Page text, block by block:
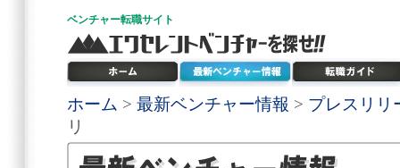
ベンチャー転職サイト
ホーム > 最新ベンチャー情報 > プレスリリ
リ